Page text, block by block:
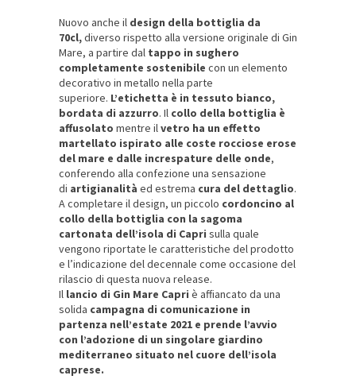
Nuovo anche il design della bottiglia da
70cl,diverso rispetto alla versione originale di Gin
Mare, a partire dal tappo in sughero
completamente sostenibile con un elemento
decorativo in metallo nella parte
superiore. L’etichetta è in tessuto bianco,
bordata di azzurro. Il collo della bottiglia è
affusolato mentre ilvetro ha un effetto
martellato ispirato alle coste rocciose erose
del mare e dalle increspature delle onde,
conferendo alla confezione una sensazione
di artigianalità ed estrema cura del dettaglio.
A completare il design, un piccolo cordoncino al
collo della bottiglia con la sagoma
cartonata dell’isola di Capri sulla quale
vengono riportate le caratteristiche del prodotto
e l’indicazione del decennale come occasione del
rilascio di questa nuova release.
Il lancio di Gin Mare Capri è affiancato da una
solida campagna di comunicazione in
partenza nell’estate 2021 e prende l’avvio
con l’adozione di un singolare giardino
mediterraneo situato nel cuore dell’isola
caprese.